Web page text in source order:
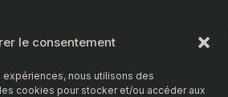
le consentement
nous utilisons des
cookies pour stocker et/ou accéder aux